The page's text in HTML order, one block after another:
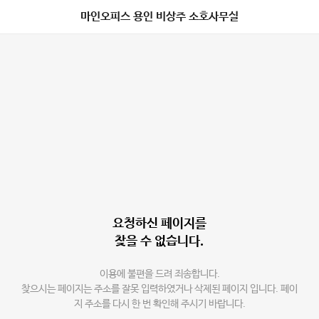
마인오피스 용인 비상주 소호사무실
요청하신 페이지를
찾을 수 없습니다.
이용에 불편을 드려 죄송합니다.
찾으시는 페이지는 주소를 잘못 입력하였거나 삭제된 페이지 입니다. 페이
지 주소를 다시 한 번 확인해 주시기 바랍니다.